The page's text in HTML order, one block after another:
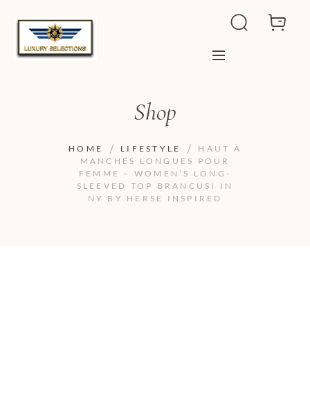
Shop
HOME LIFESTYLE
HAUT À
MANCHES LONGUES POUR
FEMME – WOMEN’S LONG-
SLEEVED TOP BRANCUSI IN
NY BY HERSE INSPIRED